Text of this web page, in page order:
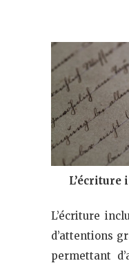
L’écriture
L’écriture
d’attentions
permettant